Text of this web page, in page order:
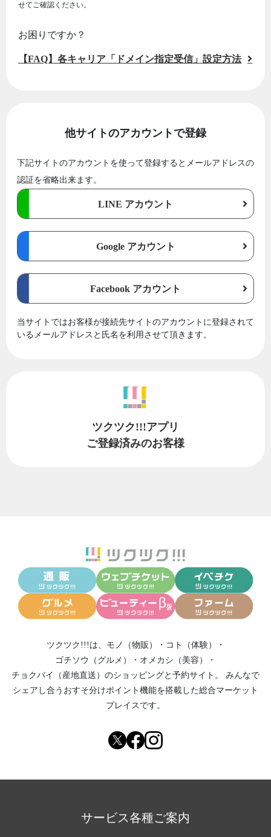
せてご確認ください。
お困りですか？
【FAQ】各キャリア「ドメイン指定受信」設定方法
他サイトのアカウントで登録
下記サイトのアカウントを使って登録するとメールアドレスの
認証を省略出来ます。
LINE アカウント
Google アカウント
Facebook アカウント
当サイトではお客様が接続先サイトのアカウントに登録されて
いるメールアドレスと氏名を利用させて頂きます。
ツクツク!!!アプリ
ご登録済みのお客様
ツクツク!!!は、 モノ（物販） ・ コト（体験）
・
ゴチソウ（グルメ）
・ オメカシ（美容）
・
チョクバイ（産地直送） のショッピングと予約サイト。
みんなで
シェアし合う おすそ分けポイント機能を搭載した総合マーケット
プレイスです。
サービス各種ご案内